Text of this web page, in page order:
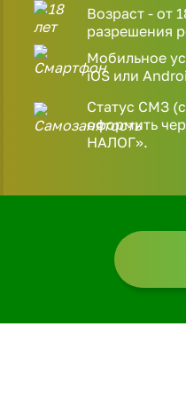
Возраст - от
разрешения
Мобильное
iOS или
Статус СМЗ
оформить
НАЛОГ».